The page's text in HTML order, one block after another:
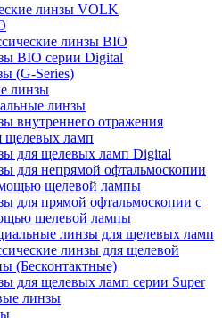
линзы VOLK
линзы BIO
BIO серии Digital
(G-Series)
линзы
линзы
внутреннего отражения
щелевых ламп
для щелевых ламп Digital
для непрямой офтальмоскопии
щелевой лампы
для прямой офтальмоскопии с
щелевой лампы
линзы для щелевых ламп
линзы для щелевой
(Бесконтактные)
для щелевых ламп серии Super
линзы